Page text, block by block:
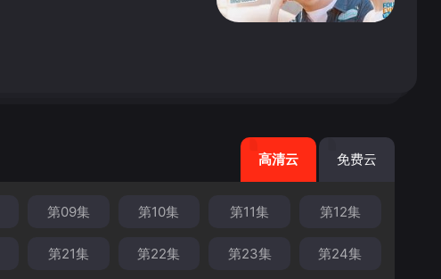
高清云 免费云
第09集 第10集 第11集 第12集
第21集 第22集 第23集 第24集